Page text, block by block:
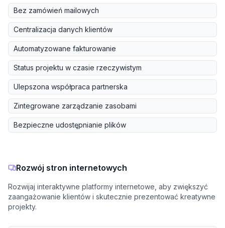
Bez zamówień mailowych
Centralizacja danych klientów
Automatyzowane fakturowanie
Status projektu w czasie rzeczywistym
Ulepszona współpraca partnerska
Zintegrowane zarządzanie zasobami
Bezpieczne udostępnianie plików
Rozwój stron internetowych
Rozwijaj interaktywne platformy internetowe, aby zwiększyć
zaangażowanie klientów i skutecznie prezentować kreatywne
projekty.